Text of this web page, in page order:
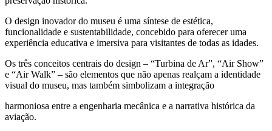
O design inovador do museu é uma síntese de estética,
funcionalidade e sustentabilidade, concebido para oferecer uma
experiência educativa e imersiva para visitantes de todas as idades.
Os três conceitos centrais do design – “Turbina de Ar”, “Air Show”
e “Air Walk” – são elementos que não apenas realçam a identidade
visual do museu, mas também simbolizam a integração
harmoniosa entre a engenharia mecânica e a narrativa histórica da
aviação.